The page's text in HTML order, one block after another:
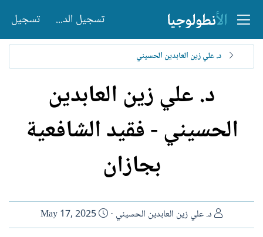
تسجيل الدخول تسجيل
د. علي زين العابدين الحسيني
د. علي زين العابدين
الحسيني - فقيد الشافعية
بجازان
ا
ل
د. علي زين العابدين الحسيني
ت
ا
May 17, 2025